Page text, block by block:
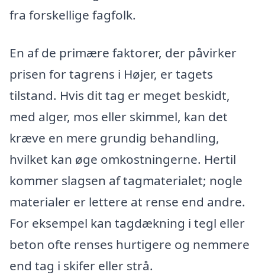
fra forskellige fagfolk.
En af de primære faktorer, der påvirker
prisen for tagrens i Højer, er tagets
tilstand. Hvis dit tag er meget beskidt,
med alger, mos eller skimmel, kan det
kræve en mere grundig behandling,
hvilket kan øge omkostningerne. Hertil
kommer slagsen af tagmaterialet; nogle
materialer er lettere at rense end andre.
For eksempel kan tagdækning i tegl eller
beton ofte renses hurtigere og nemmere
end tag i skifer eller strå.